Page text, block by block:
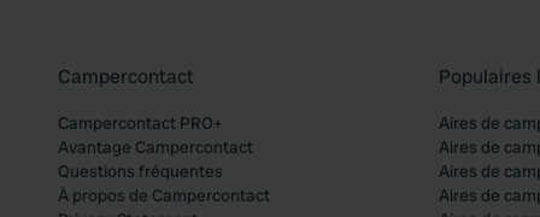
Campercontact
Campercontact PRO+
Avantage Campercontact
Questions fréquentes
À propos de Campercontact
Populaires
Aires de
Aires de
Aires de
Aires de